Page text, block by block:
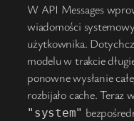
W API Messages
wiadomości
użytkownika.
modelu w trakcie
ponowne wysłanie
rozbijało cache. Teraz
"system"